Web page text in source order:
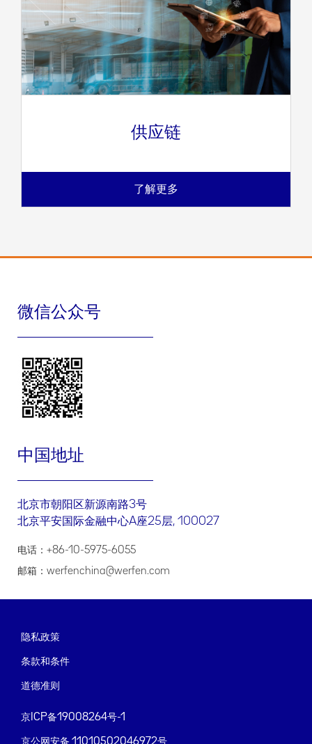
供应链
了解更多
微信公众号
中国地址
北京市朝阳区新源南路3号
北京平安国际金融中心A座25层, 100027
电话：+86-10-5975-6055
邮箱：werfenchina@werfen.com
隐私政策
条款和条件
道德准则
京ICP备19008264号-1
京公网安备 11010502046972号